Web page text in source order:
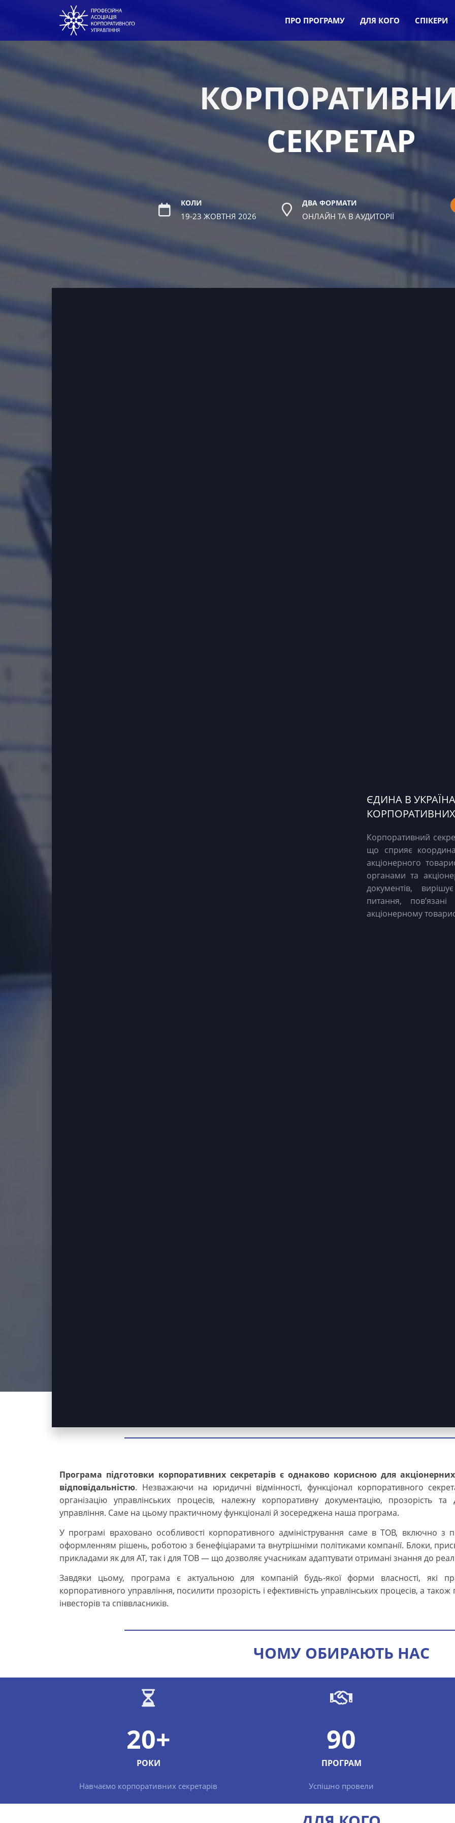
ПРО ПРОГРАМУ ДЛЯ КОГО СПІКЕРИ
СЕКРЕТАР
КОЛИ
19-23 ЖОВТНЯ 2026
ДВА ФОРМАТИ
ОНЛАЙН ТА В АУДИТОРІЇ
ЄДИНА В
КОРПОРАТИВНИХ
Корпоративний
що сприяє
акціонерного
органами та
документів,
питання,
акціонерному
Програма підготовки корпоративних секретарів є однаково корисною для
відповідальністю. Незважаючи на юридичні відмінності, функціонал корпоративного
організацію управлінських процесів, належну корпоративну документацію, прозорість
управління. Саме на цьому практичному функціоналі й зосереджена наша програма.
У програмі враховано особливості корпоративного адміністрування саме в ТОВ, включно з
оформленням рішень, роботою з бенефіціарами та внутрішніми політиками компанії. Блоки,
прикладами як для АТ, так і для ТОВ — що дозволяє учасникам адаптувати отримані знання до
Завдяки цьому, програма є актуальною для компаній будь-якої форми власності, які
корпоративного управління, посилити прозорість і ефективність управлінських процесів, а
інвесторів та співвласників.
ЧОМУ ОБИРАЮТЬ НАС
20+
РОКИ
Навчаємо корпоративних секретарів
90
ПРОГРАМ
Успішно провели